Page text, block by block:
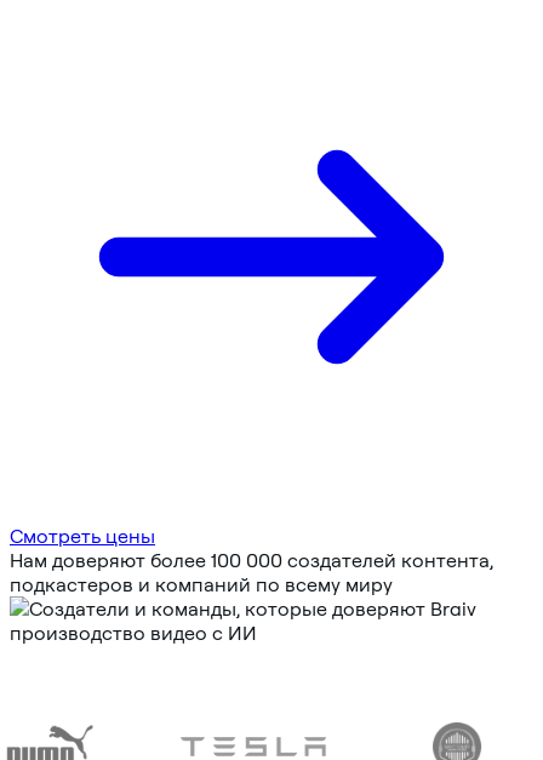
Смотреть цены
Нам доверяют более 100 000 создателей контента,
подкастеров и компаний по всему миру